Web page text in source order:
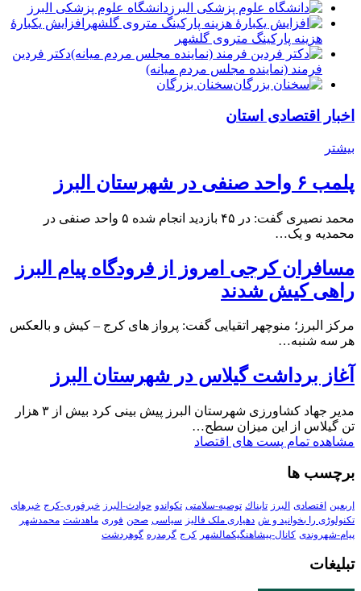
دانشگاه علوم پزشکی البرز
افزایش یکبارۀ
هزینه پارکینگ متروی گلشهر
دكتر فردين
فرمند (نماينده مجلس مردم میانه)
سخنان بزرگان
اخبار اقتصادی استان
بیشتر
پلمب ۶ واحد صنفی در شهرستان البرز
محمد نصیری گفت: در ۴۵ بازدید انجام شده ۵ واحد صنفی در
محمدیه و یک…
مسافران کرجی امروز از فرودگاه پیام البرز
راهی کیش شدند
مرکز البرز؛ منوچهر اتقیایی گفت: پرواز های کرج – کیش و بالعکس
هر سه شنبه…
آغاز برداشت گیلاس در شهرستان البرز
مدیر جهاد کشاورزی شهرستان البرز پیش بینی کرد بیش از ۳ هزار
تن گیلاس از این میزان سطح…
مشاهده تمام پست های اقتصاد
برچسب ها
اربعین اقتصادی البرز تابناك توصیه-سلامتی تکواندو حوادث-البرز خبرفوری-کرج خبرهای
تکنولوڑی را بخوانید و ش دهیاری ملک فالیز سیاسی صحن فوری ماهدشت محمدشهر
پیام-شهروندی کانال-پیشاهنگیکمالشهر کرج گرمدره گوهردشت
تبلیغات